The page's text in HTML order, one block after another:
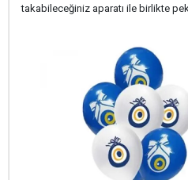
takabileceğiniz aparatı ile birlikte